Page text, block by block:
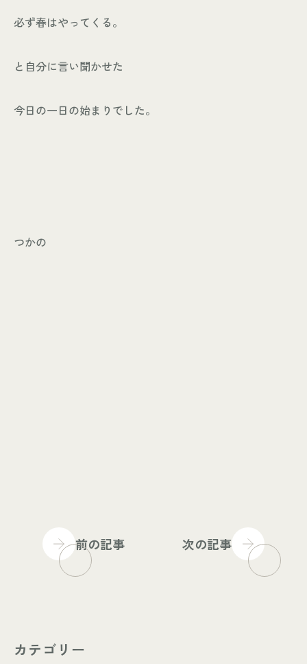
カテゴリー
必ず春はやってくる。
と自分に言い聞かせた
今日の一日の始まりでした。
つかの
前の記事 次の記事